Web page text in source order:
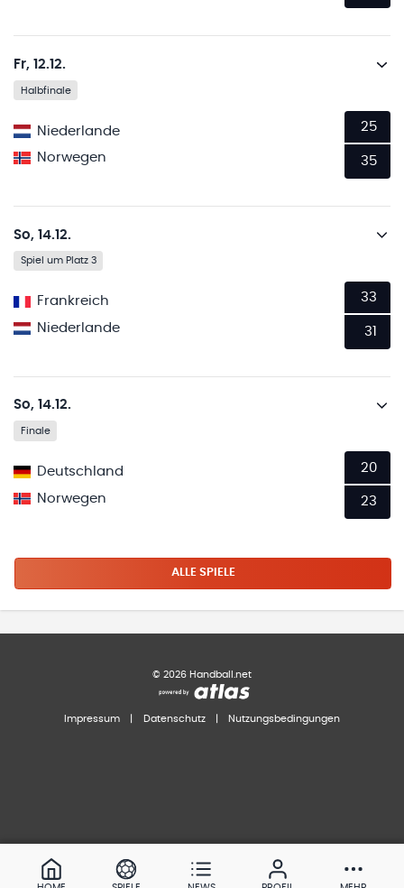
Fr, 12.12.
Halbfinale
Niederlande
Norwegen
25
35
So, 14.12.
Spiel um Platz 3
Frankreich
Niederlande
33
31
So, 14.12.
Finale
Deutschland
Norwegen
20
23
ALLE SPIELE
© 2026 Handball.net
Impressum Datenschutz Nutzungsbedingungen